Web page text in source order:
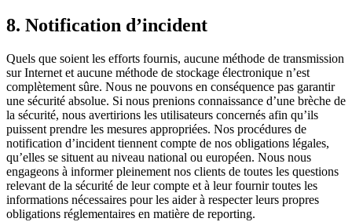
8. Notification d’incident
Quels que soient les efforts fournis, aucune méthode de transmission
sur Internet et aucune méthode de stockage électronique n’est
complètement sûre. Nous ne pouvons en conséquence pas garantir
une sécurité absolue. Si nous prenions connaissance d’une brèche de
la sécurité, nous avertirions les utilisateurs concernés afin qu’ils
puissent prendre les mesures appropriées. Nos procédures de
notification d’incident tiennent compte de nos obligations légales,
qu’elles se situent au niveau national ou européen. Nous nous
engageons à informer pleinement nos clients de toutes les questions
relevant de la sécurité de leur compte et à leur fournir toutes les
informations nécessaires pour les aider à respecter leurs propres
obligations réglementaires en matière de reporting.